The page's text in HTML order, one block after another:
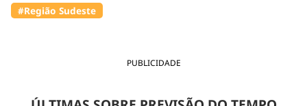
PUBLICIDADE
#Região Sudeste